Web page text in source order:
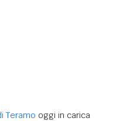
Teramo oggi in carica